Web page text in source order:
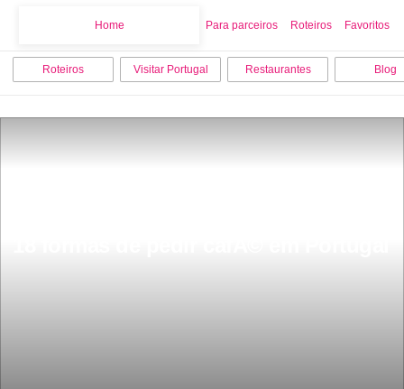
Home Para parceiros Roteiros Favoritos
Roteiros Visitar Portugal Restaurantes Blog